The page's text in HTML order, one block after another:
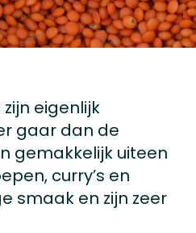
eigenlijk
gaar dan de
gemakkelijk uiteen
curry’s en
smaak en zijn zeer